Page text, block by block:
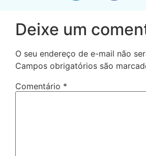
Deixe um
O seu endereço de e-mail não
Campos obrigatórios são
Comentário *